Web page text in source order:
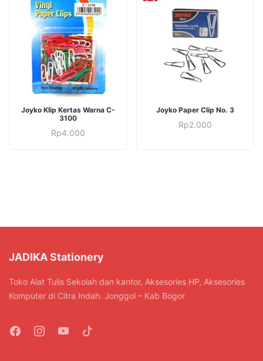
Joyko Klip Kertas Warna C-
3100
Rp4.000
Joyko Paper Clip No. 3
Rp2.000
JADIKA Stationery
Toko Alat Tulis Sekolah dan kantor, Aksesories HP, Aksesories
Komputer di Citra Indah. Jonggol – Kab Bogor